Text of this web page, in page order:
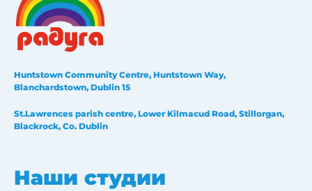
Huntstown Community Centre, Huntstown Way,
Blanchardstown, Dublin 15
St.Lawrences parish centre, Lower Kilmacud Road, Stillorgan,
Blackrock, Co. Dublin
Наши студии